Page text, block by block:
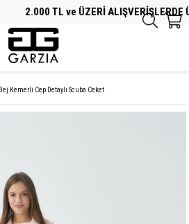
2.000 TL ve ÜZERİ ALIŞVERİŞLERDE
Bej Kemerli Cep Detaylı Scuba Ceket